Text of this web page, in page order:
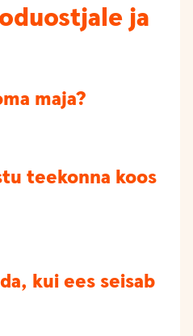
ja
maja?
teekonna koos
kui ees seisab